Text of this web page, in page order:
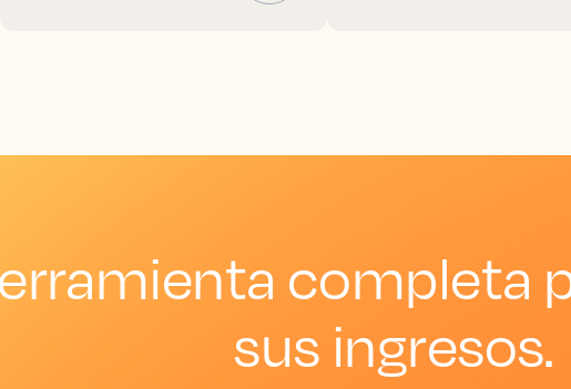
completa
sus ingresos.